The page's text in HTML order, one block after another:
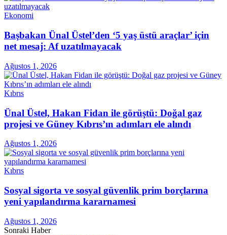
Ekonomi
Başbakan Ünal Üstel’den ‘5 yaş üstü araçlar’ için
net mesaj: Af uzatılmayacak
Ağustos 1, 2026
Kıbrıs
Ünal Üstel, Hakan Fidan ile görüştü: Doğal gaz
projesi ve Güney Kıbrıs’ın adımları ele alındı
Ağustos 1, 2026
Kıbrıs
Sosyal sigorta ve sosyal güvenlik prim borçlarına
yeni yapılandırma kararnamesi
Ağustos 1, 2026
Sonraki Haber